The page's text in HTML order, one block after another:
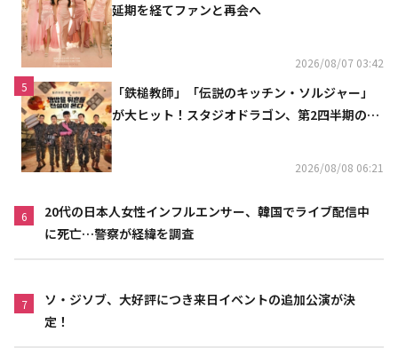
延期を経てファンと再会へ
2026/08/07 03:42
5
「鉄槌教師」「伝説のキッチン・ソルジャー」
が大ヒット！スタジオドラゴン、第2四半期の売
2026/08/08 06:21
6
20代の日本人女性インフルエンサー、韓国でライブ配信中
に死亡…警察が経緯を調査
7
ソ・ジソブ、大好評につき来日イベントの追加公演が決
定！